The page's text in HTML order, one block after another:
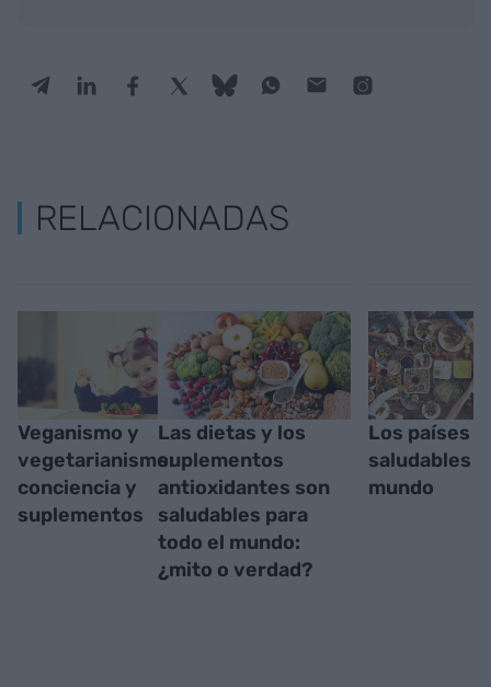
RELACIONADAS
Veganismo y
vegetarianismo:
conciencia y
suplementos
Las dietas y los
suplementos
antioxidantes son
saludables para
todo el mundo:
¿mito o verdad?
Los países
saludables
mundo